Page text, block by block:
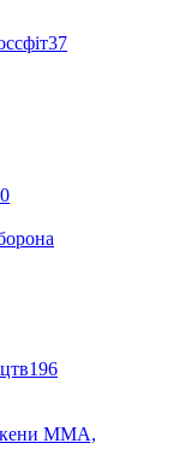
37
196
ММА,